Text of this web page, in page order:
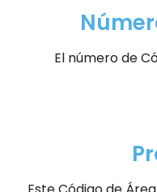
El número de